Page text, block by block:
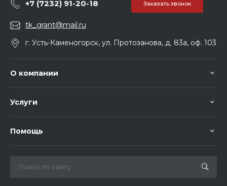
+7 (7232) 91-20-18 Заказать звонок
tk_grant@mail.ru
г. Усть-Каменогорск, ул. Протозанова, д. 83а, оф. 103
О компании
Услуги
Помощь